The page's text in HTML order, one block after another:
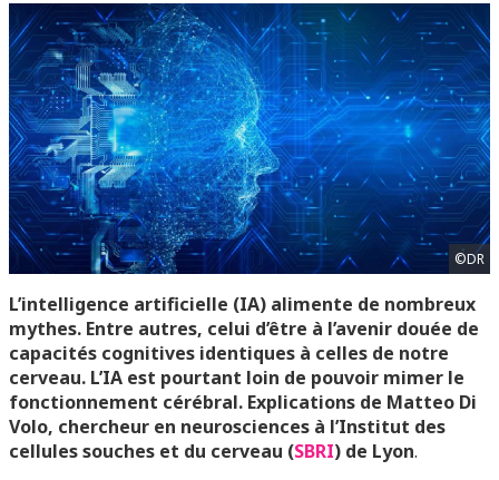
©DR
L’intelligence artificielle (IA) alimente de nombreux
mythes. Entre autres, celui d’être à l’avenir douée de
capacités cognitives identiques à celles de notre
cerveau. L’IA est pourtant loin de pouvoir mimer le
fonctionnement cérébral. Explications de Matteo Di
Volo, chercheur en neurosciences à l’Institut des
cellules souches et du cerveau (SBRI) de Lyon.